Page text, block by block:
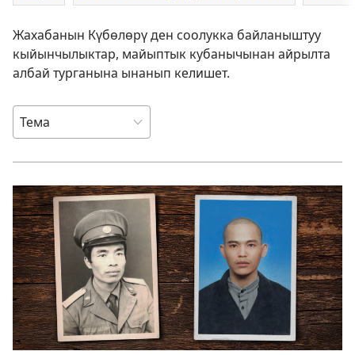
Жахабанын Күбөлөрү ден соолукка байланыштуу
кыйынчылыктар, майыптык кубанычынан айрылта
албай турганына ынанып келишет.